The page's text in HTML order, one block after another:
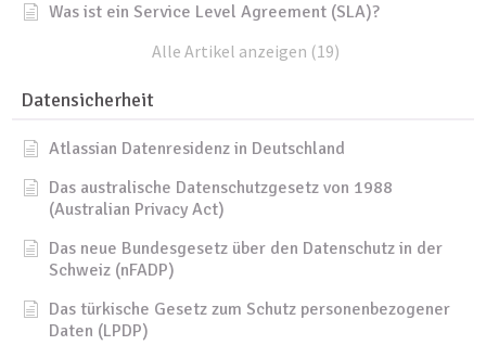
Was ist ein Service Level Agreement (SLA)?
Alle Artikel anzeigen (19)
Datensicherheit
Atlassian Datenresidenz in Deutschland
Das australische Datenschutzgesetz von 1988
(Australian Privacy Act)
Das neue Bundesgesetz über den Datenschutz in der
Schweiz (nFADP)
Das türkische Gesetz zum Schutz personenbezogener
Daten (LPDP)